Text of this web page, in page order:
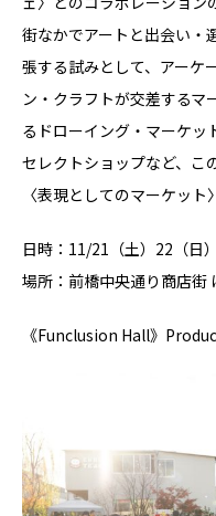
街なかでアートと出会い・
張する試みとして、アーケ
ン・クラフトが交差するマ
るドローイング・マーケッ
セレクトショップなど、こ
〈表現としてのマーケット
日時：11/21（土）22（日
場所：前橋中央通り商店街
《Funclusion Hall》